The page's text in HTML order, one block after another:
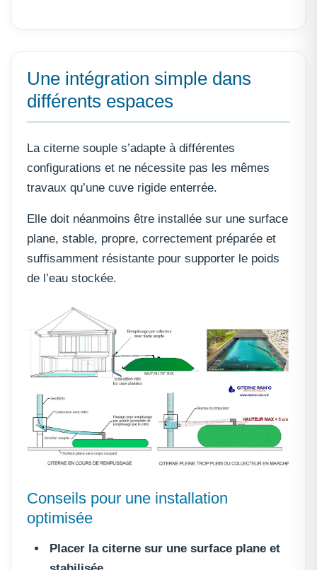
Une intégration simple dans
différents espaces
La citerne souple s’adapte à différentes
configurations et ne nécessite pas les mêmes
travaux qu’une cuve rigide enterrée.
Elle doit néanmoins être installée sur une surface
plane, stable, propre, correctement préparée et
suffisamment résistante pour supporter le poids
de l’eau stockée.
Conseils pour une installation
optimisée
Placer la citerne sur une surface plane et